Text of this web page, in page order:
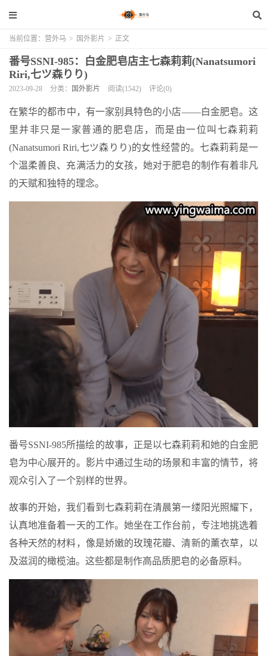
当前位置： 营外马 > 国外影片 > 正文
番号SSNI-985：白金肥皂店主七森莉莉(Nanatsumori
Riri,七ツ森りり)
2023-09-28 分类： 国外影片 阅读(1542) 评论(0)
在繁华的都市中，有一家别具特色的小店——白金肥皂。这
里并非只是一家普通的肥皂店，而是由一位叫七森莉莉
(Nanatsumori Riri,七ツ森りり)的女性经营的。七森莉莉是一
个温柔善良、充满活力的女孩，她对于肥皂的制作有着非凡
的天赋和独特的理念。
番号SSNI-985所描绘的故事，正是以七森莉莉和她的白金肥
皂为中心展开的。影片中通过生动的场景和丰富的情节，将
观众引入了一个别样的世界。
故事的开始，我们看到七森莉莉在清晨第一缕阳光照耀下，
认真地准备着一天的工作。她坐在工作台前，专注地挑选着
各种天然的材料，像是娇嫩的玫瑰花瓣、清新的薰衣草，以
及滋润的橄榄油。这些都是制作高品质肥皂的必备原料。